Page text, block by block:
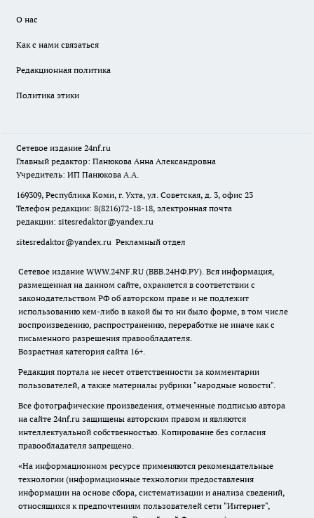
О нас
Как с нами связаться
Редакционная политика
Политика этики
Сетевое издание 24nf.ru
Главный редактор: Панюкова Анна Александровна
Учредитель: ИП Панюкова А.А.
169309, Республика Коми, г. Ухта, ул. Советская, д. 3, офис 23
Телефон редакции: 8(8216)72-18-18, электронная почта
редакции: sitesredaktor@yandex.ru
sitesredaktor@yandex.ru Рекламный отдел
Сетевое издание WWW.24NF.RU (ВВВ.24НФ.РУ). Вся информация,
размещенная на данном сайте, охраняется в соответствии с
законодательством РФ об авторском праве и не подлежит
использованию кем-либо в какой бы то ни было форме, в том числе
воспроизведению, распространению, переработке не иначе как с
письменного разрешения правообладателя.
Возрастная категория сайта 16+.
Редакция портала не несет ответственности за комментарии
пользователей, а также материалы рубрики "народные новости".
Все фотографические произведения, отмеченные подписью автора
на сайте 24nf.ru защищены авторским правом и являются
интеллектуальной собственностью. Копирование без согласия
правообладателя запрещено.
«На информационном ресурсе применяются рекомендательные
технологии (информационные технологии предоставления
информации на основе сбора, систематизации и анализа сведений,
относящихся к предпочтениям пользователей сети "Интернет",